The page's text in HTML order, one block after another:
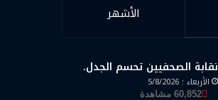
الأشهر
نقابة الصحفيين تحسم الجدل.
الأربعاء : 5/8/2026
60,852 مشاهدة